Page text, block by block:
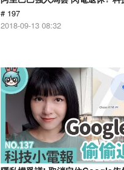
# 197
2018-09-13 08:32